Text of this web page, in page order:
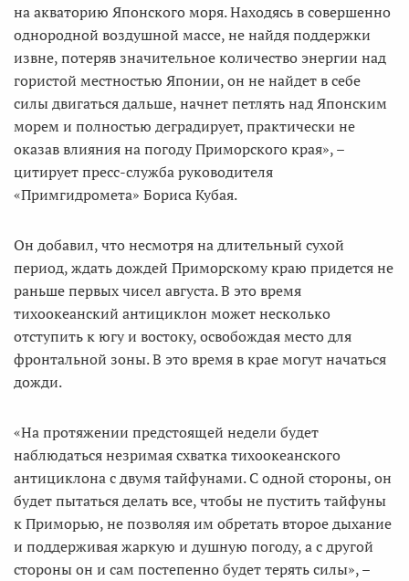
на акваторию Японского моря. Находясь в совершенно
однородной воздушной массе, не найдя поддержки
извне, потеряв значительное количество энергии над
гористой местностью Японии, он не найдет в себе
силы двигаться дальше, начнет петлять над Японским
морем и полностью деградирует, практически не
оказав влияния на погоду Приморского края», –
цитирует пресс-служба руководителя
«Примгидромета» Бориса Кубая.
Он добавил, что несмотря на длительный сухой
период, ждать дождей Приморскому краю придется не
раньше первых чисел августа. В это время
тихоокеанский антициклон может несколько
отступить к югу и востоку, освобождая место для
фронтальной зоны. В это время в крае могут начаться
дожди.
«На протяжении предстоящей недели будет
наблюдаться незримая схватка тихоокеанского
антициклона с двумя тайфунами. С одной стороны, он
будет пытаться делать все, чтобы не пустить тайфуны
к Приморью, не позволяя им обретать второе дыхание
и поддерживая жаркую и душную погоду, а с другой
стороны он и сам постепенно будет терять силы», –